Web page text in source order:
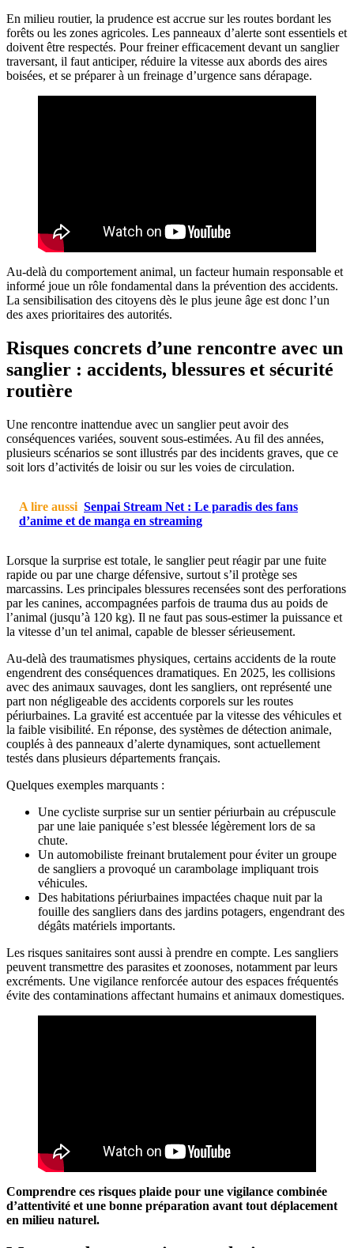
En milieu routier, la prudence est accrue sur les routes bordant les
forêts ou les zones agricoles. Les panneaux d’alerte sont essentiels et
doivent être respectés. Pour freiner efficacement devant un sanglier
traversant, il faut anticiper, réduire la vitesse aux abords des aires
boisées, et se préparer à un freinage d’urgence sans dérapage.
Au-delà du comportement animal, un facteur humain responsable et
informé joue un rôle fondamental dans la prévention des accidents.
La sensibilisation des citoyens dès le plus jeune âge est donc l’un
des axes prioritaires des autorités.
Risques concrets d’une rencontre avec un
sanglier : accidents, blessures et sécurité
routière
Une rencontre inattendue avec un sanglier peut avoir des
conséquences variées, souvent sous-estimées. Au fil des années,
plusieurs scénarios se sont illustrés par des incidents graves, que ce
soit lors d’activités de loisir ou sur les voies de circulation.
A lire aussi Senpai Stream Net : Le paradis des fans
d’anime et de manga en streaming
Lorsque la surprise est totale, le sanglier peut réagir par une fuite
rapide ou par une charge défensive, surtout s’il protège ses
marcassins. Les principales blessures recensées sont des perforations
par les canines, accompagnées parfois de trauma dus au poids de
l’animal (jusqu’à 120 kg). Il ne faut pas sous-estimer la puissance et
la vitesse d’un tel animal, capable de blesser sérieusement.
Au-delà des traumatismes physiques, certains accidents de la route
engendrent des conséquences dramatiques. En 2025, les collisions
avec des animaux sauvages, dont les sangliers, ont représenté une
part non négligeable des accidents corporels sur les routes
périurbaines. La gravité est accentuée par la vitesse des véhicules et
la faible visibilité. En réponse, des systèmes de détection animale,
couplés à des panneaux d’alerte dynamiques, sont actuellement
testés dans plusieurs départements français.
Quelques exemples marquants :
Une cycliste surprise sur un sentier périurbain au crépuscule
par une laie paniquée s’est blessée légèrement lors de sa
chute.
Un automobiliste freinant brutalement pour éviter un groupe
de sangliers a provoqué un carambolage impliquant trois
véhicules.
Des habitations périurbaines impactées chaque nuit par la
fouille des sangliers dans des jardins potagers, engendrant des
dégâts matériels importants.
Les risques sanitaires sont aussi à prendre en compte. Les sangliers
peuvent transmettre des parasites et zoonoses, notamment par leurs
excréments. Une vigilance renforcée autour des espaces fréquentés
évite des contaminations affectant humains et animaux domestiques.
Comprendre ces risques plaide pour une vigilance combinée
d’attentivité et une bonne préparation avant tout déplacement
en milieu naturel.